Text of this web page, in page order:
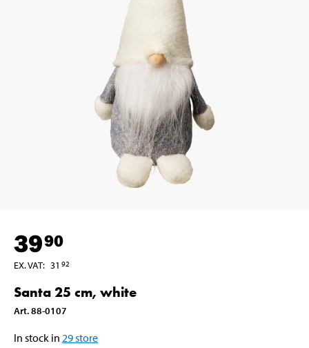
3990
EX. VAT: 31 92
Santa 25 cm, white
Art.88-0107
In stock in 29store